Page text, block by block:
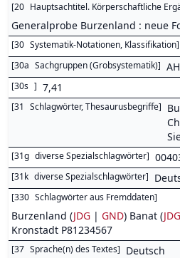
[20 Hauptsachtitel. Körperschaftliche
Generalprobe Burzenland : neue
[30 Systematik-Notationen, Klassifikation]
[30a Sachgruppen (Grobsystematik)]
[30s ] 7,41
[31 Schlagwörter, Thesaurusbegriffe]
[31g diverse Spezialschlagwörter]
[31k diverse Spezialschlagwörter]
[330 Schlagwörter aus Fremddaten]
Burzenland (JDG | GND) Banat (JDG
Kronstadt P81234567
[37 Sprache(n) des Textes] Deutsch